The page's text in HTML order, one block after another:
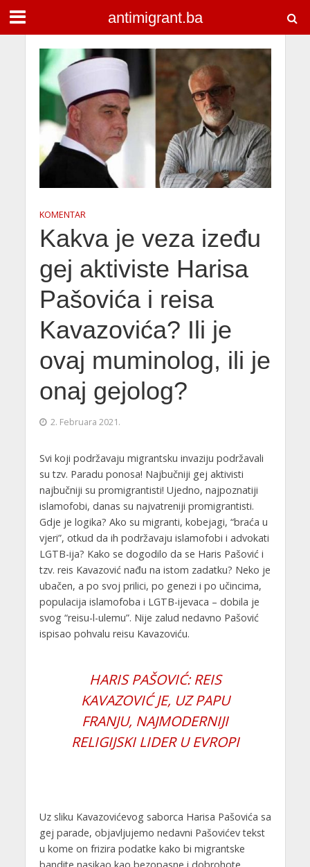
antimigrant.ba
KOMENTAR
Kakva je veza izeđu
gej aktiviste Harisa
Pašovića i reisa
Kavazovića? Ili je
ovaj muminolog, ili je
onaj gejolog?
2. Februara 2021.
Svi koji podržavaju migrantsku invaziju podržavali
su tzv. Paradu ponosa! Najbučniji gej aktivisti
najbučniji su promigrantisti! Ujedno, najpoznatiji
islamofobi, danas su najvatreniji promigrantisti.
Gdje je logika? Ako su migranti, kobejagi, “braća u
vjeri”, otkud da ih podržavaju islamofobi i advokati
LGTB-ija? Kako se dogodilo da se Haris Pašović i
tzv. reis Kavazović nađu na istom zadatku? Neko je
ubačen, a po svoj prilici, po genezi i po učincima,
populacija islamofoba i LGTB-ijevaca – dobila je
svog “reisu-l-ulemu”. Nije zalud nedavno Pašović
ispisao pohvalu reisu Kavazoviću.
HARIS PAŠOVIĆ: REIS
KAVAZOVIĆ JE, UZ PAPU
FRANJU, NAJMODERNIJI
RELIGIJSKI LIDER U EVROPI
Uz sliku Kavazovićevog saborca Harisa Pašovića sa
gej parade, objavljujemo nedavni Pašovićev tekst
u kome on frizira podatke kako bi migrantske